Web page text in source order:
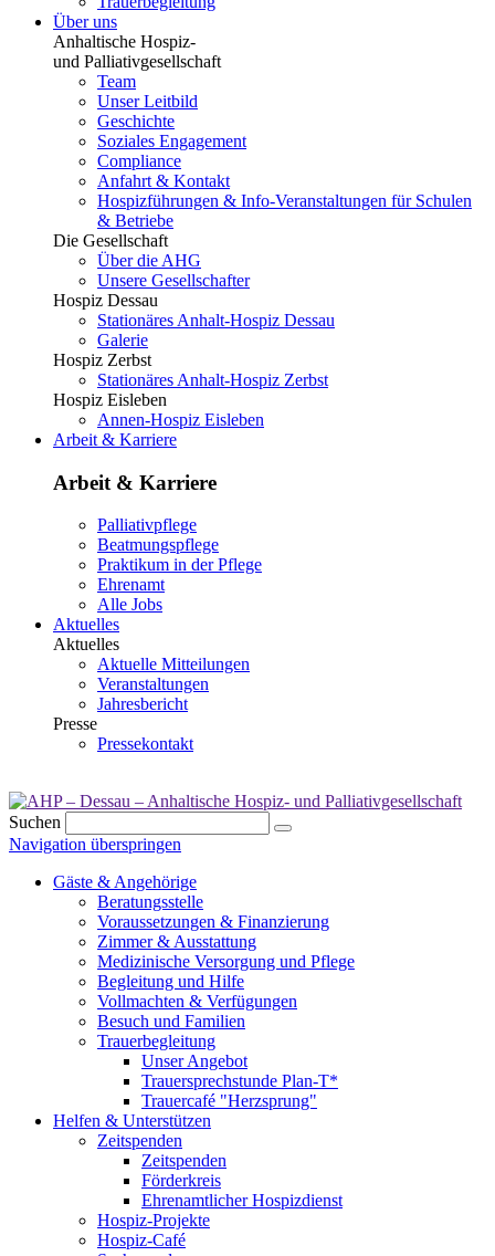
Über uns
Anhaltische Hospiz-
und Palliativgesellschaft
Team
Unser Leitbild
Geschichte
Soziales Engagement
Compliance
Anfahrt & Kontakt
Hospizführungen & Info-Veranstaltungen für Schulen
& Betriebe
Die Gesellschaft
Über die AHG
Unsere Gesellschafter
Hospiz Dessau
Stationäres Anhalt-Hospiz Dessau
Galerie
Hospiz Zerbst
Stationäres Anhalt-Hospiz Zerbst
Hospiz Eisleben
Annen-Hospiz Eisleben
Arbeit & Karriere
Arbeit & Karriere
Palliativpflege
Beatmungspflege
Praktikum in der Pflege
Ehrenamt
Alle Jobs
Aktuelles
Aktuelles
Aktuelle Mitteilungen
Veranstaltungen
Jahresbericht
Presse
Pressekontakt
Suchen
Navigation überspringen
Gäste & Angehörige
Beratungsstelle
Voraussetzungen & Finanzierung
Zimmer & Ausstattung
Medizinische Versorgung und Pflege
Begleitung und Hilfe
Vollmachten & Verfügungen
Besuch und Familien
Trauerbegleitung
Unser Angebot
Trauersprechstunde Plan-T*
Trauercafé "Herzsprung"
Helfen & Unterstützen
Zeitspenden
Zeitspenden
Förderkreis
Ehrenamtlicher Hospizdienst
Hospiz-Projekte
Hospiz-Café